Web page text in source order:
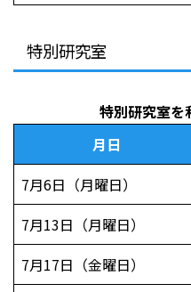
特別研究室
特別研究室を
月日
7月6日（月曜日）
7月13日（月曜日）
7月17日（金曜日）